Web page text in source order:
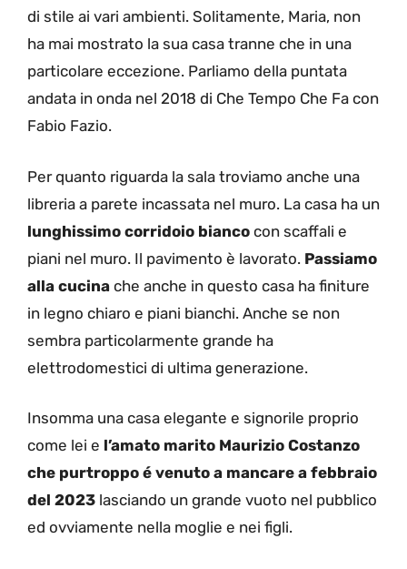
di stile ai vari ambienti. Solitamente, Maria, non
ha mai mostrato la sua casa tranne che in una
particolare eccezione. Parliamo della puntata
andata in onda nel 2018 di Che Tempo Che Fa con
Fabio Fazio.
Per quanto riguarda la sala troviamo anche una
libreria a parete incassata nel muro. La casa ha un
lunghissimo corridoio bianco con scaffali e
piani nel muro. Il pavimento è lavorato. Passiamo
alla cucina che anche in questo casa ha finiture
in legno chiaro e piani bianchi. Anche se non
sembra particolarmente grande ha
elettrodomestici di ultima generazione.
Insomma una casa elegante e signorile proprio
come lei e l’amato marito Maurizio Costanzo
che purtroppo é venuto a mancare a febbraio
del 2023 lasciando un grande vuoto nel pubblico
ed ovviamente nella moglie e nei figli.